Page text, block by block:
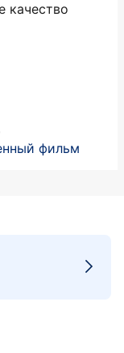
качество
фильм